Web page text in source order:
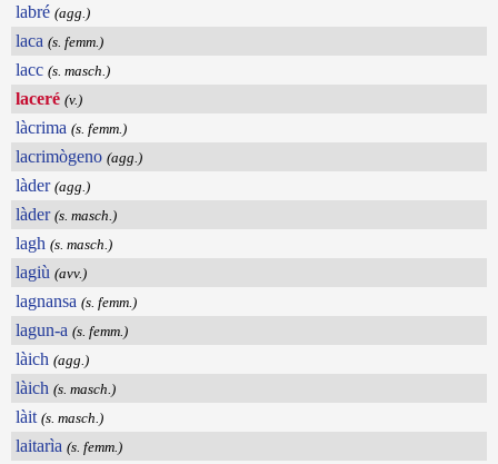
labré (agg.)
laca (s. femm.)
lacc (s. masch.)
laceré (v.)
làcrima (s. femm.)
lacrimògeno (agg.)
làder (agg.)
làder (s. masch.)
lagh (s. masch.)
lagiù (avv.)
lagnansa (s. femm.)
lagun-a (s. femm.)
làich (agg.)
làich (s. masch.)
làit (s. masch.)
laitarìa (s. femm.)